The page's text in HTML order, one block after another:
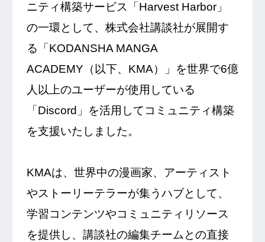
ニティ構築サービス「Harvest Harbor」
の一環として、株式会社講談社が展開す
る「KODANSHA MANGA
ACADEMY（以下、KMA）」を世界で6億
人以上のユーザーが使用している
「Discord」を活用してコミュニティ構築
を支援いたしました。
KMAは、世界中の漫画家、アーティスト
やストーリーテラーが集うハブとして、
学習コンテンツやコミュニティリソース
を提供し、講談社の編集チームとの直接